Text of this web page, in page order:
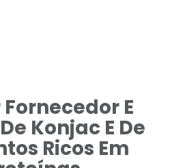
E
Konjac E De
Ricos Em